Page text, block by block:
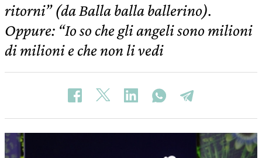
ritorni” (da Balla balla ballerino).
Oppure: “Io so che gli angeli sono milioni
di milioni e che non li vedi